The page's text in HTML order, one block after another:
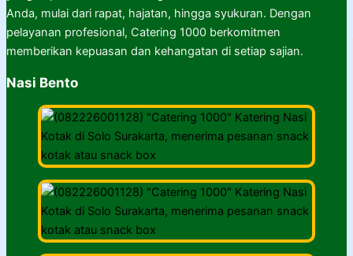
Anda, mulai dari rapat, hajatan, hingga syukuran. Dengan
pelayanan profesional, Catering 1000 berkomitmen
memberikan kepuasan dan kehangatan di setiap sajian.
Nasi Bento